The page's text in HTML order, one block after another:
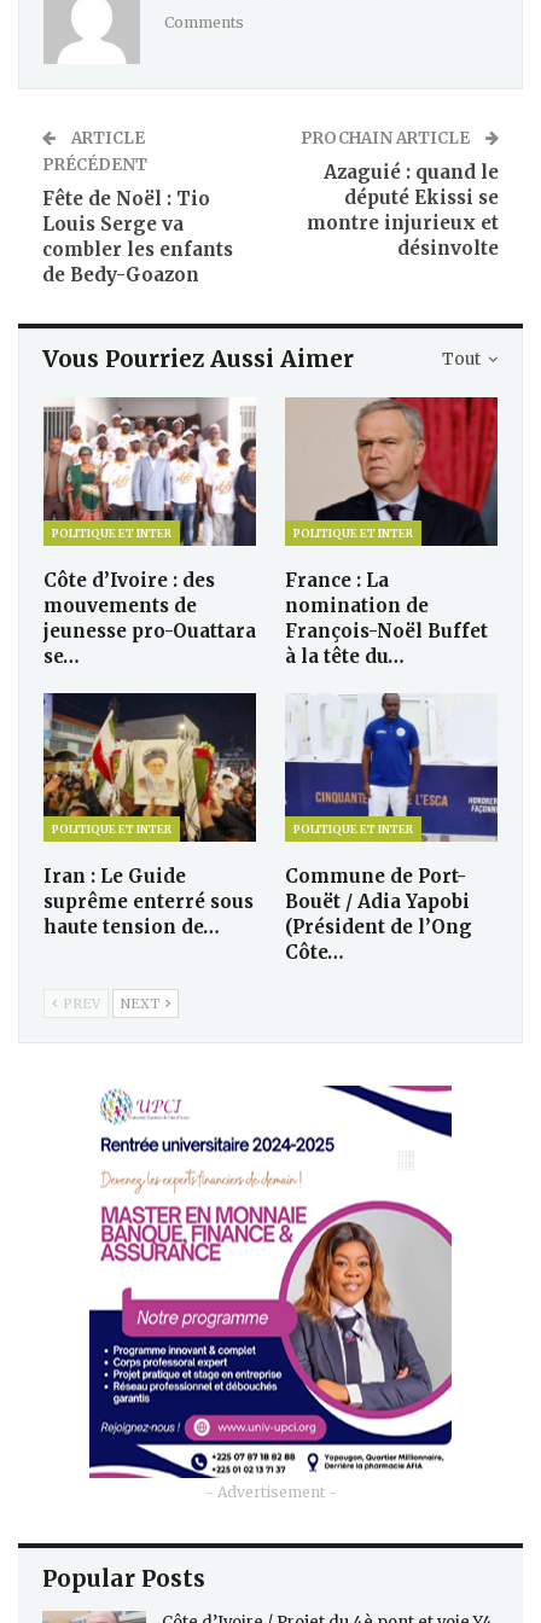
Comments
ARTICLE
PRÉCÉDENT
Fête de Noël : Tio
Louis Serge va
combler les enfants
de Bedy-Goazon
PROCHAIN ARTICLE
Azaguié : quand le
député Ekissi se
montre injurieux et
désinvolte
Tout
Vous Pourriez Aussi Aimer
POLITIQUE ET INTER
Côte d’Ivoire : des
mouvements de
jeunesse pro-Ouattara
se…
POLITIQUE ET INTER
France : La
nomination de
François-Noël Buffet
à la tête du…
POLITIQUE ET INTER
Iran : Le Guide
suprême enterré sous
haute tension de…
POLITIQUE ET INTER
Commune de Port-
Bouët / Adia Yapobi
(Président de l’Ong
Côte…
PREV NEXT
- Advertisement -
Popular Posts